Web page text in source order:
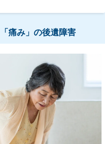
痛み」の後遺障害